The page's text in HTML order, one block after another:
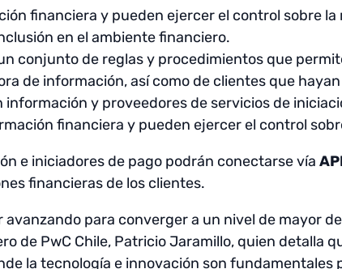
financiera y pueden ejercer el control sobre la
en el ambiente financiero.
conjunto de reglas y procedimientos que
de información, así como de clientes que
información y proveedores de servicios de
financiera y pueden ejercer el control
e iniciadores de pago podrán conectarse vía
financieras de los clientes.
para converger a un nivel de mayor
de PwC Chile, Patricio Jaramillo, quien detalla
la tecnología e innovación son fundamentales